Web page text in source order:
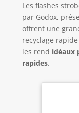
Les flashes
par Godox,
offrent une
recyclage
les rend idéaux
rapides.